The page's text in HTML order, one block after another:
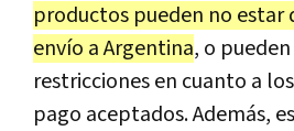
productos pueden no estar
envío a Argentina, o
restricciones en cuanto a
pago aceptados. Además,